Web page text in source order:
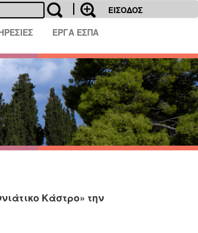
ΕΙΣΟΔΟΣ
ΕΡΓΑ ΕΣΠΑ
Κάστρο» την